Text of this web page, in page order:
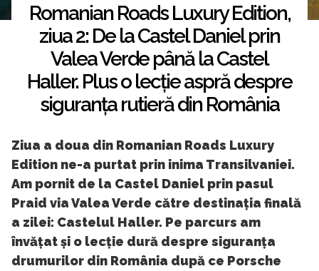
Romanian Roads Luxury Edition,
ziua 2: De la Castel Daniel prin
Valea Verde până la Castel
Haller. Plus o lecție aspră despre
siguranța rutieră din România
Ziua a doua din Romanian Roads Luxury
Edition ne-a purtat prin inima Transilvaniei.
Am pornit de la Castel Daniel prin pasul
Praid via Valea Verde către destinația finală
a zilei: Castelul Haller. Pe parcurs am
învățat și o lecție dură despre siguranța
drumurilor din România după ce Porsche